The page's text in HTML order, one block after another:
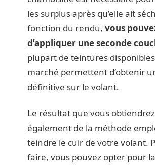
les surplus après qu’elle ait
fonction du rendu, vous
d’appliquer une seconde
plupart de teintures
marché permettent d’obtenir
définitive sur le volant.
Le résultat que vous
également de la méthode
teindre le cuir de votre volant.
faire, vous pouvez opter pour